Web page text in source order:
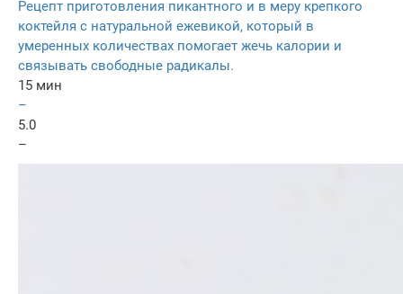
Рецепт приготовления пикантного и в меру крепкого
коктейля с натуральной ежевикой, который в
умеренных количествах помогает жечь калории и
связывать свободные радикалы.
15 мин
–
5.0
–